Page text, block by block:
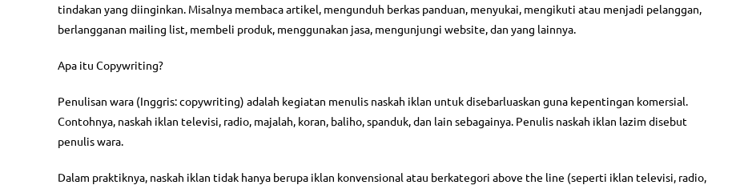
tindakan yang diinginkan. Misalnya membaca artikel, mengunduh berkas panduan, menyukai, mengikuti atau menjadi pelanggan,
berlangganan mailing list, membeli produk, menggunakan jasa, mengunjungi website, dan yang lainnya.
Apa itu Copywriting?
Penulisan wara (Inggris: copywriting) adalah kegiatan menulis naskah iklan untuk disebarluaskan guna kepentingan komersial.
Contohnya, naskah iklan televisi, radio, majalah, koran, baliho, spanduk, dan lain sebagainya. Penulis naskah iklan lazim disebut
penulis wara.
Dalam praktiknya, naskah iklan tidak hanya berupa iklan konvensional atau berkategori above the line (seperti iklan televisi, radio,